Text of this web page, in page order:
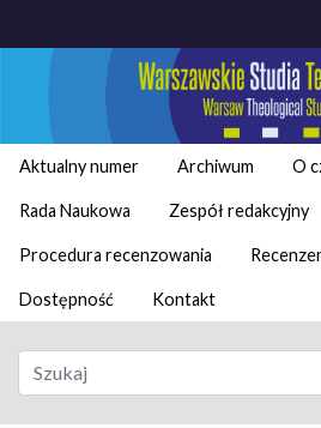
Aktualny numer Archiwum O
Rada Naukowa Zespół redakcyjny
Procedura recenzowania
Dostępność Kontakt